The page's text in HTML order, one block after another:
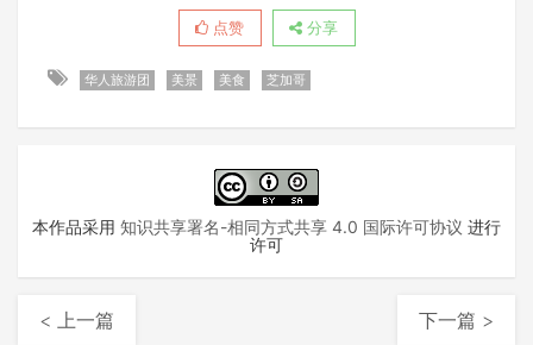
点赞 分享
华人旅游团 美景 美食 芝加哥
本作品采用 知识共享署名-相同方式共享 4.0 国际许可协议 进行
许可
< 上一篇 下一篇 >